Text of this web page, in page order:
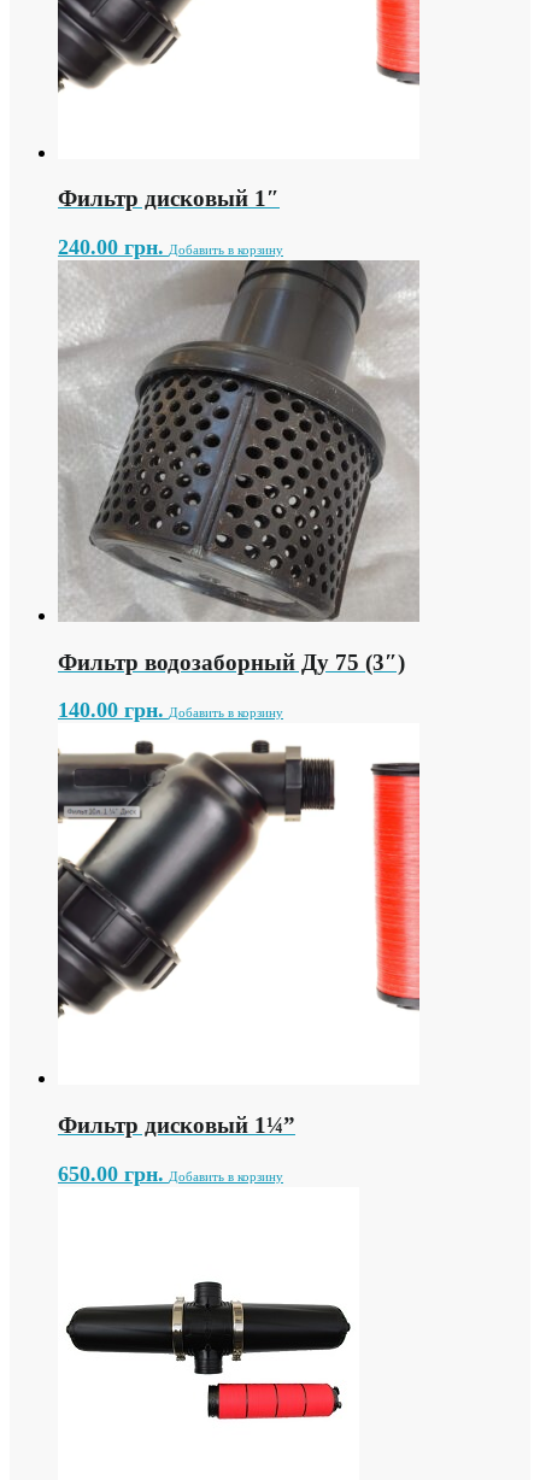
Фильтр дисковый 1″
240.00 грн. Добавить в корзину
Фильтр водозаборный Ду 75 (3″)
140.00 грн. Добавить в корзину
Фильтр дисковый 1¼”
650.00 грн. Добавить в корзину